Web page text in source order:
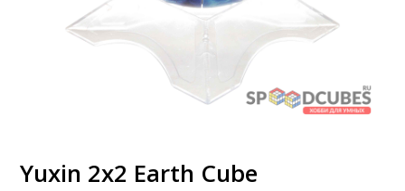
Yuxin 2x2 Earth Cube